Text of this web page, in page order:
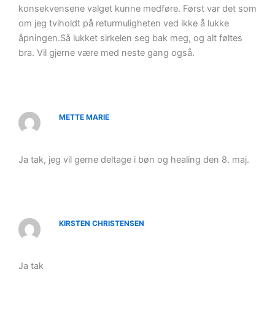
konsekvensene valget kunne medføre. Først var det som
om jeg tviholdt på returmuligheten ved ikke å lukke
åpningen.Så lukket sirkelen seg bak meg, og alt føltes
bra. Vil gjerne være med neste gang også.
METTE MARIE
Ja tak, jeg vil gerne deltage i bøn og healing den 8. maj.
KIRSTEN CHRISTENSEN
Ja tak